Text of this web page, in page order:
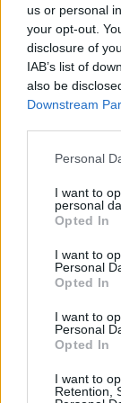
us or personal
your opt-out.
disclosure of
IAB’s list of
also be
Downstream
Personal
I want to
personal
Opted In
I want to
Personal
Opted In
I want to
Personal
Opted In
I want to
Retention,
Solltest du den
unerklärlichen
liest du mehr
Das Paradies
shoppst du La
Fotos: © La